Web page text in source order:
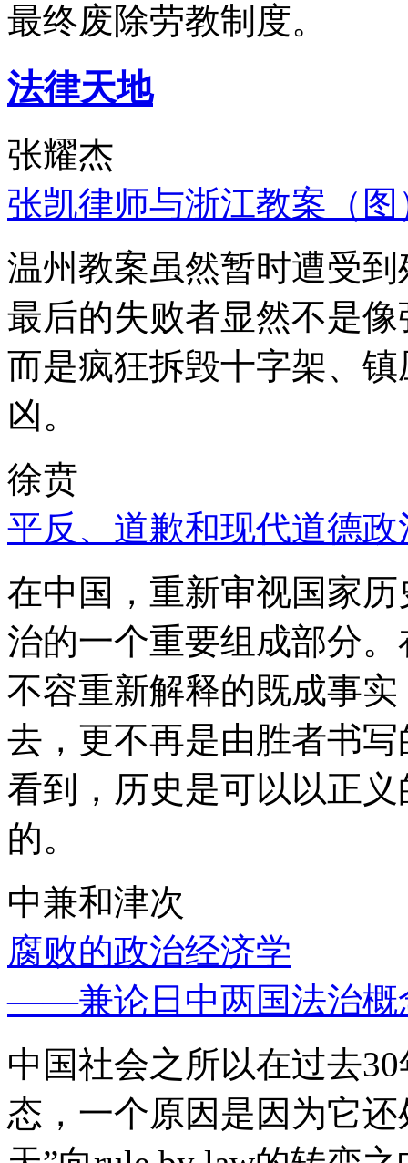
最终废除劳教制度。
法律天地
张耀杰
张凯律师与浙江教案（图
温州教案虽然暂时遭受
最后的失败者显然不是
而是疯狂拆毁十字架、
凶。
徐贲
平反、道歉和现代道德政
在中国，重新审视国家
治的一个重要组成部分
不容重新解释的既成事
去，更不再是由胜者书
看到，历史是可以以正
的。
中兼和津次
腐败的政治经济学
——兼论日中两国法治概
中国社会之所以在过去
态，一个原因是因为它